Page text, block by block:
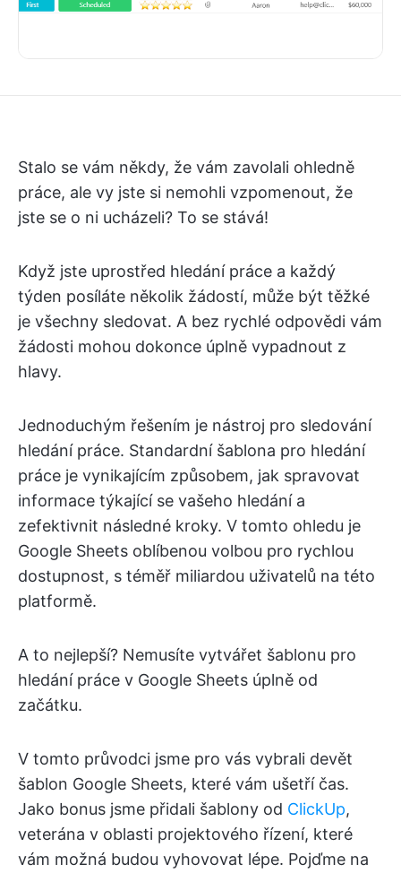
Stalo se vám někdy, že vám zavolali ohledně
práce, ale vy jste si nemohli vzpomenout, že
jste se o ni ucházeli? To se stává!
Když jste uprostřed hledání práce a každý
týden posíláte několik žádostí, může být těžké
je všechny sledovat. A bez rychlé odpovědi vám
žádosti mohou dokonce úplně vypadnout z
hlavy.
Jednoduchým řešením je nástroj pro sledování
hledání práce. Standardní šablona pro hledání
práce je vynikajícím způsobem, jak spravovat
informace týkající se vašeho hledání a
zefektivnit následné kroky. V tomto ohledu je
Google Sheets oblíbenou volbou pro rychlou
dostupnost, s téměř miliardou uživatelů na této
platformě.
A to nejlepší? Nemusíte vytvářet šablonu pro
hledání práce v Google Sheets úplně od
začátku.
V tomto průvodci jsme pro vás vybrali devět
šablon Google Sheets, které vám ušetří čas.
Jako bonus jsme přidali šablony od ClickUp,
veterána v oblasti projektového řízení, které
vám možná budou vyhovovat lépe. Pojďme na